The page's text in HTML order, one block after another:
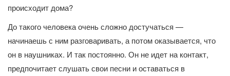
происходит дома?
До такого человека очень сложно достучаться —
начинаешь с ним разговаривать, а потом оказывается, что
он в наушниках. И так постоянно. Он не идет на контакт,
предпочитает слушать свои песни и оставаться в